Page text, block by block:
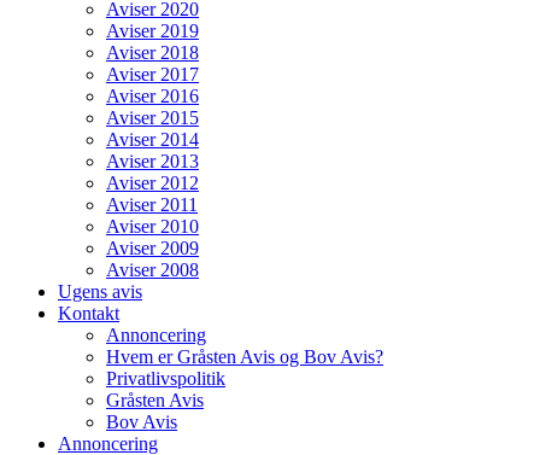
Aviser 2020
Aviser 2019
Aviser 2018
Aviser 2017
Aviser 2016
Aviser 2015
Aviser 2014
Aviser 2013
Aviser 2012
Aviser 2011
Aviser 2010
Aviser 2009
Aviser 2008
Ugens avis
Kontakt
Annoncering
Hvem er Gråsten Avis og Bov Avis?
Privatlivspolitik
Gråsten Avis
Bov Avis
Annoncering